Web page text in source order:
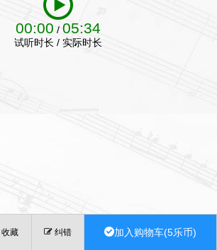
00:00 / 05:34
试听时长 / 实际时长
收藏 纠错 加入购物车(5乐币)